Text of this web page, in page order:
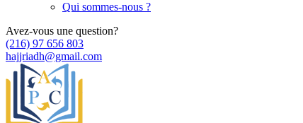
Qui sommes-nous ?
Avez-vous une question?
(216) 97 656 803
hajjriadh@gmail.com